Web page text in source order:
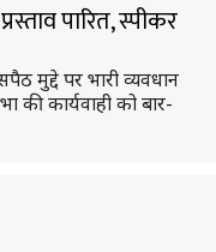
पारित, स्पीकर
मुद्दे पर भारी व्यवधान
कार्यवाही को बार-